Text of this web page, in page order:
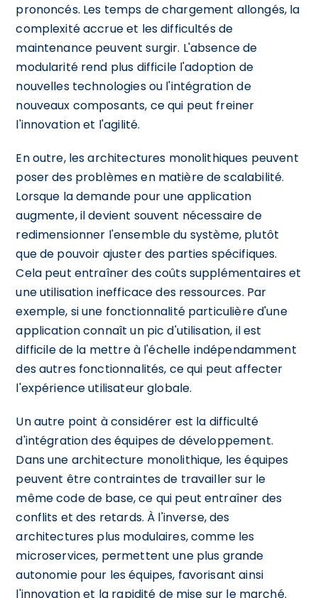
prononcés. Les temps de chargement allongés, la
complexité accrue et les difficultés de
maintenance peuvent surgir. L'absence de
modularité rend plus difficile l'adoption de
nouvelles technologies ou l'intégration de
nouveaux composants, ce qui peut freiner
l'innovation et l'agilité.
En outre, les architectures monolithiques peuvent
poser des problèmes en matière de scalabilité.
Lorsque la demande pour une application
augmente, il devient souvent nécessaire de
redimensionner l'ensemble du système, plutôt
que de pouvoir ajuster des parties spécifiques.
Cela peut entraîner des coûts supplémentaires et
une utilisation inefficace des ressources. Par
exemple, si une fonctionnalité particulière d'une
application connaît un pic d'utilisation, il est
difficile de la mettre à l'échelle indépendamment
des autres fonctionnalités, ce qui peut affecter
l'expérience utilisateur globale.
Un autre point à considérer est la difficulté
d'intégration des équipes de développement.
Dans une architecture monolithique, les équipes
peuvent être contraintes de travailler sur le
même code de base, ce qui peut entraîner des
conflits et des retards. À l'inverse, des
architectures plus modulaires, comme les
microservices, permettent une plus grande
autonomie pour les équipes, favorisant ainsi
l'innovation et la rapidité de mise sur le marché.